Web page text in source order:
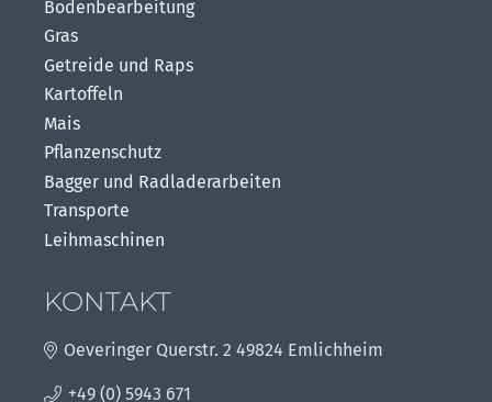
Bodenbearbeitung
Gras
Getreide und Raps
Kartoffeln
Mais
Pflanzenschutz
Bagger und Radladerarbeiten
Transporte
Leihmaschinen
KONTAKT
Oeveringer Querstr. 2 49824 Emlichheim
+49 (0) 5943 671